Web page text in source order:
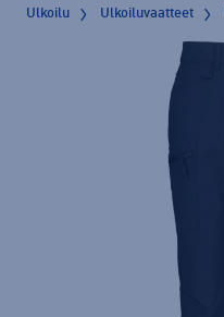
Ulkoilu Ulkoiluvaatteet